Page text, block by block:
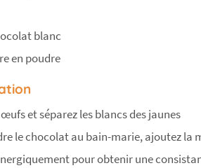
blanc
en poudre
œufs et séparez les blancs des jaunes
le chocolat au bain-marie, ajoutez la
pour obtenir une